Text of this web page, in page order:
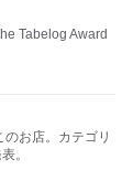
Tabelog Award
お店。カテゴリ
。